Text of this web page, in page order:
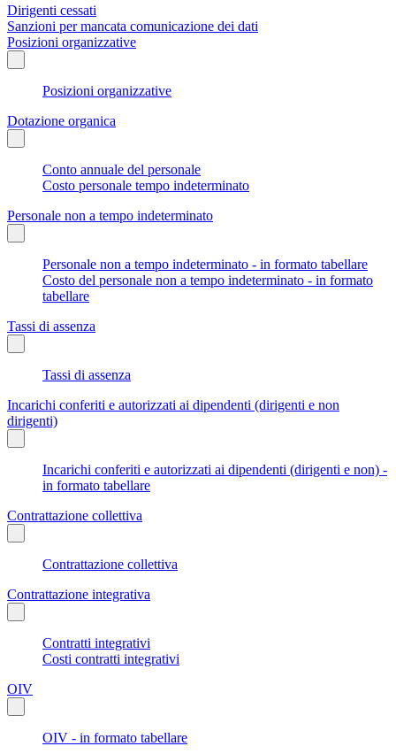
Dirigenti cessati
Sanzioni per mancata comunicazione dei dati
Posizioni organizzative
Posizioni organizzative
Dotazione organica
Conto annuale del personale
Costo personale tempo indeterminato
Personale non a tempo indeterminato
Personale non a tempo indeterminato - in formato tabellare
Costo del personale non a tempo indeterminato - in formato
tabellare
Tassi di assenza
Tassi di assenza
Incarichi conferiti e autorizzati ai dipendenti (dirigenti e non
dirigenti)
Incarichi conferiti e autorizzati ai dipendenti (dirigenti e non) -
in formato tabellare
Contrattazione collettiva
Contrattazione collettiva
Contrattazione integrativa
Contratti integrativi
Costi contratti integrativi
OIV
OIV - in formato tabellare